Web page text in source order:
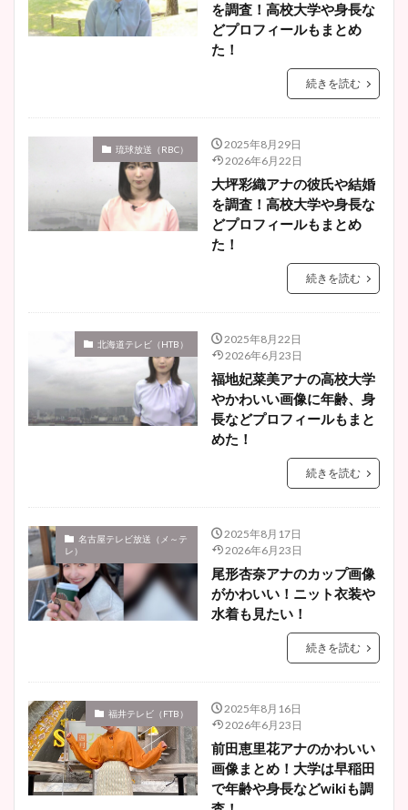
を調査！高校大学や身長な
どプロフィールもまとめ
た！
続きを読む
琉球放送（RBC）
2025年8月29日
2026年6月22日
大坪彩織アナの彼氏や結婚
を調査！高校大学や身長な
どプロフィールもまとめ
た！
続きを読む
北海道テレビ（HTB）
2025年8月22日
2026年6月23日
福地妃菜美アナの高校大学
やかわいい画像に年齢、身
長などプロフィールもまと
めた！
続きを読む
名古屋テレビ放送（メ～テ
レ）
2025年8月17日
2026年6月23日
尾形杏奈アナのカップ画像
がかわいい！ニット衣装や
水着も見たい！
続きを読む
福井テレビ（FTB）
2025年8月16日
2026年6月23日
前田恵里花アナのかわいい
画像まとめ！大学は早稲田
で年齢や身長などwikiも調